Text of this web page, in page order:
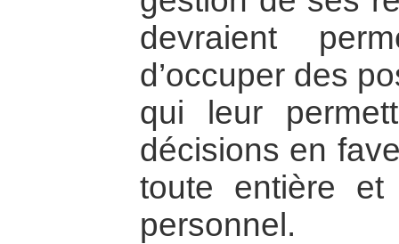
devraient
d’occuper des
qui leur
décisions en
toute entière
personnel.